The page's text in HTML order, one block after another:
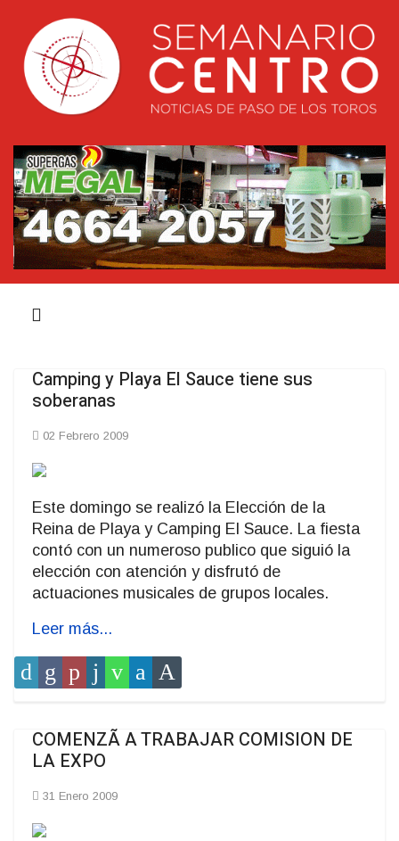
Camping y Playa El Sauce tiene sus
soberanas
02 Febrero 2009
Este domingo se realizó la Elección de la
Reina de Playa y Camping El Sauce. La fiesta
contó con un numeroso publico que siguió la
elección con atención y disfrutó de
actuaciones musicales de grupos locales.
Leer más...
COMENZÃ A TRABAJAR COMISION DE
LA EXPO
31 Enero 2009